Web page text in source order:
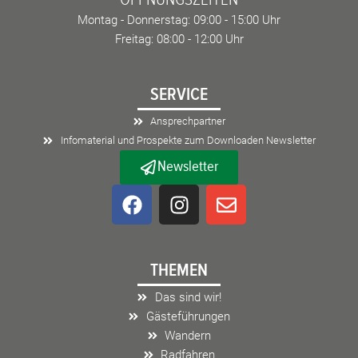
Montag - Donnerstag: 09:00 - 15:00 Uhr
Freitag: 08:00 - 12:00 Uhr
SERVICE
Ansprechpartner
Infomaterial und Prospekte zum Downloaden Newsletter
Newsletter
F
a
o
o
I
n
a
g
r
a
E
n
p
THEMEN
Das sind wir!
Gästeführungen
Wandern
Radfahren